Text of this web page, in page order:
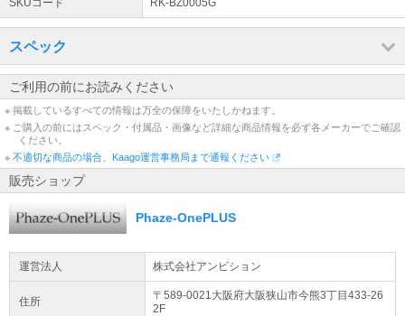
SKUコード RK-BZ0005G
スペック
ご利用の前にお読みください
※ 掲載しているすべての情報は万全の保障をいたしかねます。
※ ご購入の前にはスペック・付属品・画像など詳細な商品情報を必ず各メーカーでご確認
ください。
※ 不適切な商品の場合、Kaago運営事務局まで通報ください
販売ショップ
Phaze-OnePLUS
運営法人 株式会社アンビション
住所 〒589-0021大阪府大阪狭山市今熊3丁目433-26
2F